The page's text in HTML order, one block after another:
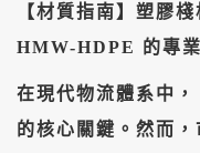
【材質指南】塑膠
HMW-HDPE 的專
在現代物流體系中
的核心關鍵。然而